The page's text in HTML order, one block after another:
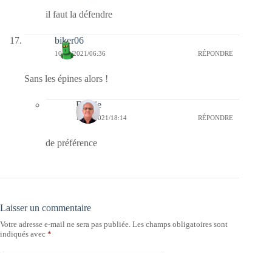
il faut la défendre
biker06
10/05/2021/06:36 RÉPONDRE
Sans les épines alors !
Bernie
10/05/2021/18:14 RÉPONDRE
de préférence
Laisser un commentaire
Votre adresse e-mail ne sera pas publiée. Les champs obligatoires sont
indiqués avec *